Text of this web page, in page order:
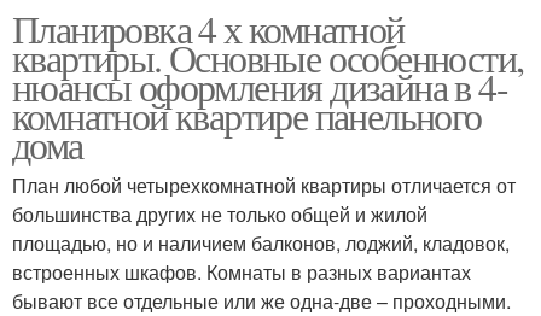
Планировка 4 х комнатной
квартиры. Основные особенности,
нюансы оформления дизайна в 4-
комнатной квартире панельного
дома
План любой четырехкомнатной квартиры отличается от
большинства других не только общей и жилой
площадью, но и наличием балконов, лоджий, кладовок,
встроенных шкафов. Комнаты в разных вариантах
бывают все отдельные или же одна-две – проходными.